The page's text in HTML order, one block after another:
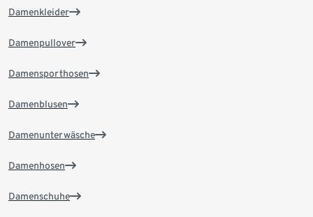
Damenkleider
Damenpullover
Damensporthosen
Damenblusen
Damenunterwäsche
Damenhosen
Damenschuhe